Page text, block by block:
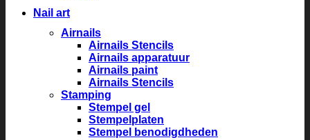
Nail art
Airnails
Airnails Stencils
Airnails apparatuur
Airnails paint
Airnails Stencils
Stamping
Stempel gel
Stempelplaten
Stempel benodigdheden